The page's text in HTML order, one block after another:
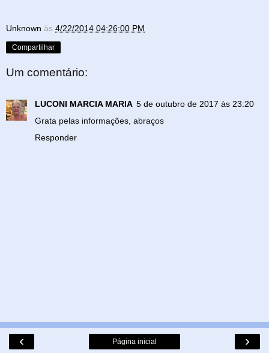
Unknown às 4/22/2014 04:26:00 PM
Compartilhar
Um comentário:
LUCONI MARCIA MARIA 5 de outubro de 2017 às 23:20
Grata pelas informações, abraços
Responder
‹ ›
Página inicial